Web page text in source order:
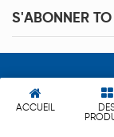
S'ABONNER
Xiamen Acey
ACCUEIL